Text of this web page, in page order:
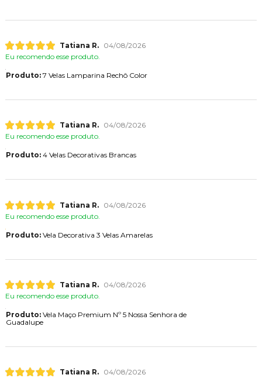
Tatiana R.
04/08/2026
Eu recomendo esse produto.
Produto:7 Velas Lamparina Rechô Color
Tatiana R.
04/08/2026
Eu recomendo esse produto.
Produto:4 Velas Decorativas Brancas
Tatiana R.
04/08/2026
Eu recomendo esse produto.
Produto:Vela Decorativa 3 Velas Amarelas
Tatiana R.
04/08/2026
Eu recomendo esse produto.
Produto:Vela Maço Premium Nº 5 Nossa Senhora de
Guadalupe
Tatiana R.
04/08/2026